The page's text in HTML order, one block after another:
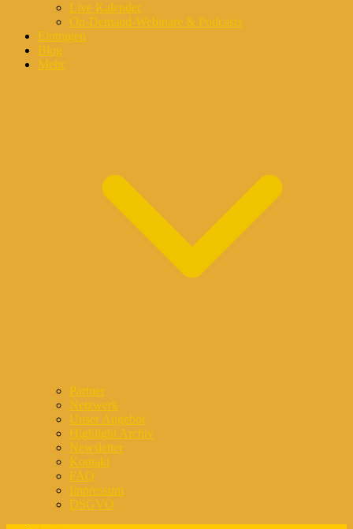
Live Kalender
On-Demand-Webinare & Podcasts
Eintragen
Blog
Mehr
Partner
Netzwerk
Unser Angebot
Highlight Archiv
Newsletter
Kontakt
FAQ
Impressum
DSGVO